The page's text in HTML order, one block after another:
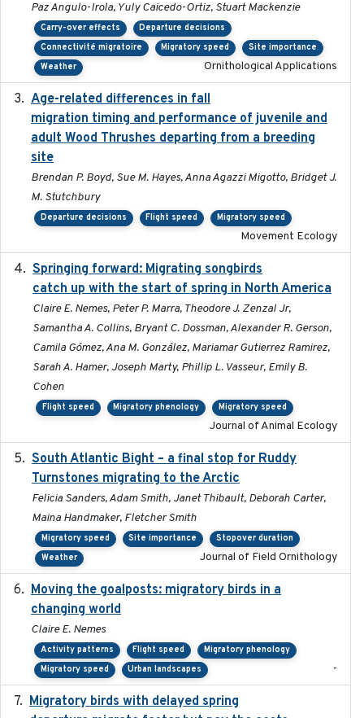
Paz Angulo-Irola, Yuly Caicedo-Ortiz, Stuart Mackenzie
Carry-over effects
Departure decisions
Connectivité migratoire
Migratory speed
Site importance
Weather
Ornithological Applications
Age-related differences in fall
migration timing and performance of juvenile and
adult Wood Thrushes departing from a breeding
site
Brendan P. Boyd, Sue M. Hayes, Anna Agazzi Migotto, Bridget J.
M. Stutchbury
Departure decisions Flight speed Migratory speed
Movement Ecology
Springing forward: Migrating songbirds
catch up with the start of spring in North America
Claire E. Nemes, Peter P. Marra, Theodore J. Zenzal Jr,
Samantha A. Collins, Bryant C. Dossman, Alexander R. Gerson,
Camila Gómez, Ana M. González, Mariamar Gutierrez Ramirez,
Sarah A. Hamer, Joseph Marty, Phillip L. Vasseur, Emily B.
Cohen
Flight speed Migratory phenology Migratory speed
Journal of Animal Ecology
South Atlantic Bight – a final stop for Ruddy
Turnstones migrating to the Arctic
Felicia Sanders, Adam Smith, Janet Thibault, Deborah Carter,
Maina Handmaker, Fletcher Smith
Migratory speed Site importance
Stopover duration
Weather
Journal of Field Ornithology
Moving the goalposts: migratory birds in a
changing world
Claire E. Nemes
Activity patterns Flight speed
Migratory phenology
Migratory speed
Urban landscapes -
Migratory birds with delayed spring